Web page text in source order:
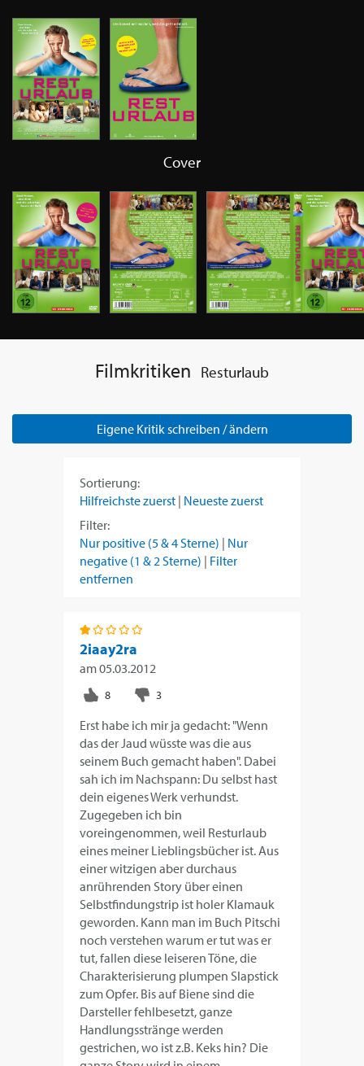
Cover
Filmkritiken Resturlaub
Eigene Kritik schreiben / ändern
Sortierung:
Hilfreichste zuerst | Neueste zuerst
Filter:
Nur positive (5 & 4 Sterne) | Nur
negative (1 & 2 Sterne) | Filter
entfernen
2iaay2ra
am05.03.2012
Erst habe ich mir ja gedacht: "Wenn
das der Jaud wüsste was die aus
seinem Buch gemacht haben". Dabei
sah ich im Nachspann: Du selbst hast
dein eigenes Werk verhundst.
Zugegeben ich bin
voreingenommen, weil Resturlaub
eines meiner Lieblingsbücher ist. Aus
einer witzigen aber durchaus
anrührenden Story über einen
Selbstfindungstrip ist holer Klamauk
geworden. Kann man im Buch Pitschi
noch verstehen warum er tut was er
tut, fallen diese leiseren Töne, die
Charakterisierung plumpen Slapstick
zum Opfer. Bis auf Biene sind die
Darsteller fehlbesetzt, ganze
Handlungsstränge werden
gestrichen, wo ist z.B. Keks hin? Die